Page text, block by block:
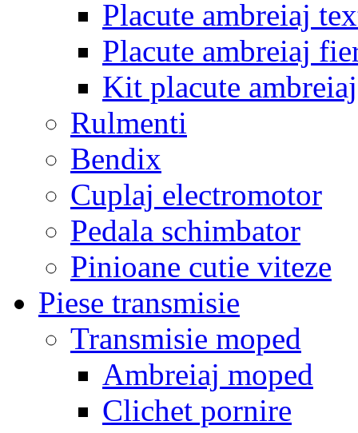
Placute ambreiaj
Placute ambreiaj
Kit placute ambreiaj
Rulmenti
Bendix
Cuplaj electromotor
Pedala schimbator
Pinioane cutie viteze
Piese transmisie
Transmisie moped
Ambreiaj moped
Clichet pornire